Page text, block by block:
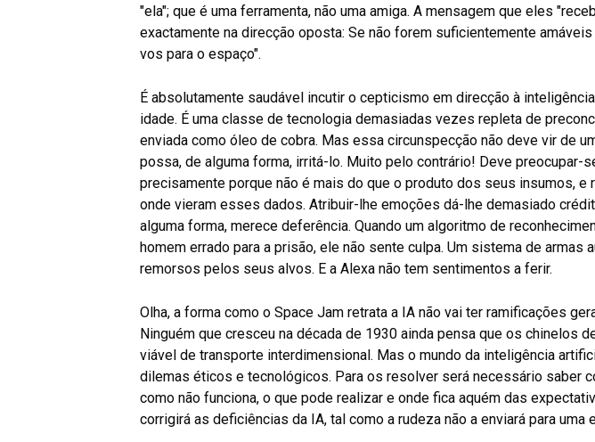
"ela"; que é uma ferramenta, não uma amiga. A mensagem que eles
exactamente na direcção oposta: Se não forem suficientemente amáveis
vos para o espaço".
É absolutamente saudável incutir o cepticismo em direcção à
idade. É uma classe de tecnologia demasiadas vezes repleta de
enviada como óleo de cobra. Mas essa circunspecção não deve vir de
possa, de alguma forma, irritá-lo. Muito pelo contrário! Deve preocupar-
precisamente porque não é mais do que o produto dos seus insumos, e
onde vieram esses dados. Atribuir-lhe emoções dá-lhe demasiado
alguma forma, merece deferência. Quando um algoritmo de
homem errado para a prisão, ele não sente culpa. Um sistema de armas
remorsos pelos seus alvos. E a Alexa não tem sentimentos a ferir.
Olha, a forma como o Space Jam retrata a IA não vai ter ramificações
Ninguém que cresceu na década de 1930 ainda pensa que os chinelos
viável de transporte interdimensional. Mas o mundo da inteligência
dilemas éticos e tecnológicos. Para os resolver será necessário saber
como não funciona, o que pode realizar e onde fica aquém das
corrigirá as deficiências da IA, tal como a rudeza não a enviará para uma